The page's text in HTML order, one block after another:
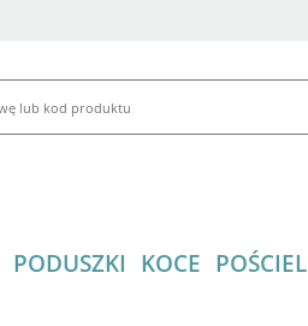
PODUSZKI KOCE POŚCIEL